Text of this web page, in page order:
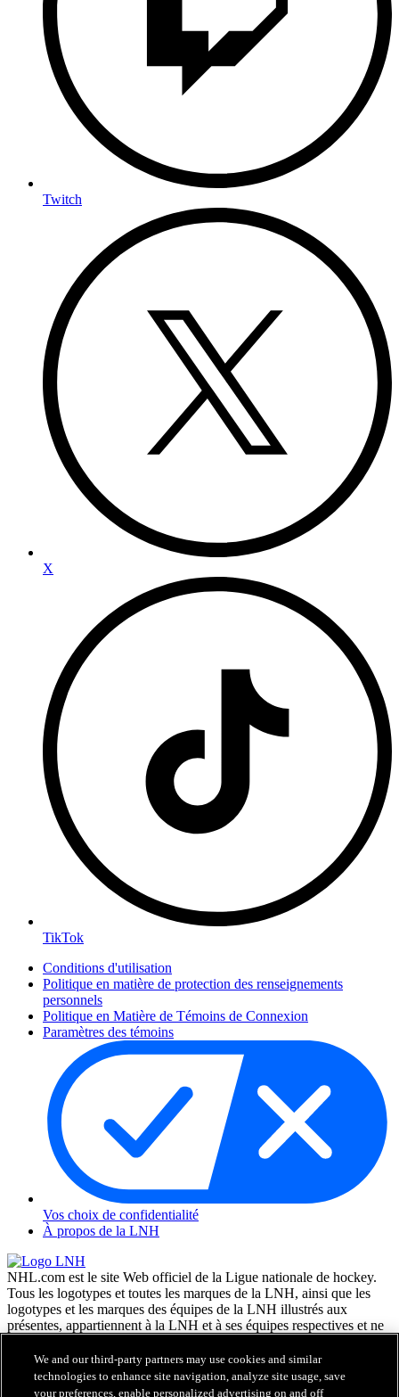
Twitch
X
TikTok
Conditions d'utilisation
Politique en matière de protection des renseignements
personnels
Politique en Matière de Témoins de Connexion
Paramètres des témoins
Vos choix de confidentialité
À propos de la LNH
NHL.com est le site Web officiel de la Ligue nationale de hockey.
Tous les logotypes et toutes les marques de la LNH, ainsi que les
logotypes et les marques des équipes de la LNH illustrés aux
présentes, appartiennent à la LNH et à ses équipes respectives et ne
Enterprises, L.P. © LNH 2026. Tous droits réservés. Tous les
chandails d'équipe de la LNH personnalisés avec les noms des
joueurs de la LNH et leurs numéros sont officiellement sous license
We and our third-party partners may use cookies and similar
technologies to enhance site navigation, analyze site usage, save
your preferences, enable personalized advertising on and off